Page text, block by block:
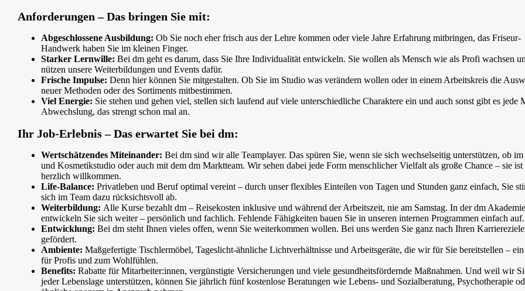
Anforderungen – Das bringen Sie mit:
Abgeschlossene Ausbildung: Ob Sie noch eher frisch aus der Lehre kommen oder viele Jahre Erfahrung mitbringen, das Friseur-
Handwerk haben Sie im kleinen Finger.
Starker Lernwille: Bei dm geht es darum, dass Sie Ihre Individualität entwickeln. Sie wollen als Mensch wie als Profi wachsen
nützen unsere Weiterbildungen und Events dafür.
Frische Impulse: Denn hier können Sie mitgestalten. Ob Sie im Studio was verändern wollen oder in einem Arbeitskreis die
neuer Methoden oder des Sortiments mitbestimmen.
Viel Energie: Sie stehen und gehen viel, stellen sich laufend auf viele unterschiedliche Charaktere ein und auch sonst gibt es jede
Abwechslung, das strengt schon mal an.
Ihr Job-Erlebnis – Das erwartet Sie bei dm:
Wertschätzendes Miteinander: Bei dm sind wir alle Teamplayer. Das spüren Sie, wenn sie sich wechselseitig unterstützen, ob
und Kosmetikstudio oder auch mit dem dm Marktteam. Wir sehen dabei jede Form menschlicher Vielfalt als große Chance – sie ist
herzlich willkommen.
Life-Balance: Privatleben und Beruf optimal vereint – durch unser flexibles Einteilen von Tagen und Stunden ganz einfach, Sie
sich im Team dazu rücksichtsvoll ab.
Weiterbildung: Alle Kurse bezahlt dm – Reisekosten inklusive und während der Arbeitszeit, nie am Samstag. In der dm Akademie
entwickeln Sie sich weiter – persönlich und fachlich. Fehlende Fähigkeiten bauen Sie in unseren internen Programmen einfach
Entwicklung: Bei dm steht Ihnen vieles offen, wenn Sie weiterkommen wollen. Bei uns werden Sie ganz nach Ihren
gefördert.
Ambiente: Maßgefertigte Tischlermöbel, Tageslicht-ähnliche Lichtverhältnisse und Arbeitsgeräte, die wir für Sie bereitstellen –
für Profis und zum Wohlfühlen.
Benefits: Rabatte für Mitarbeiter:innen, vergünstigte Versicherungen und viele gesundheitsfördernde Maßnahmen. Und weil wir
jeder Lebenslage unterstützen, können Sie jährlich fünf kostenlose Beratungen wie Lebens- und Sozialberatung, Psychotherapie